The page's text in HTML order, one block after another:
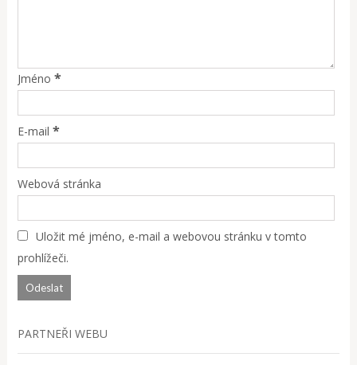
Jméno *
E-mail *
Webová stránka
Uložit mé jméno, e-mail a webovou stránku v tomto
prohlížeči.
PARTNEŘI WEBU